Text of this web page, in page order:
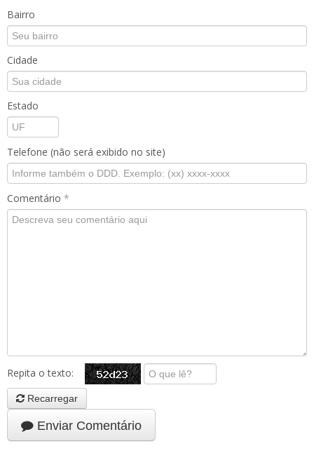
Bairro
Cidade
Estado
Telefone (não será exibido no site)
Comentário *
Repita o texto:
Recarregar
Enviar Comentário